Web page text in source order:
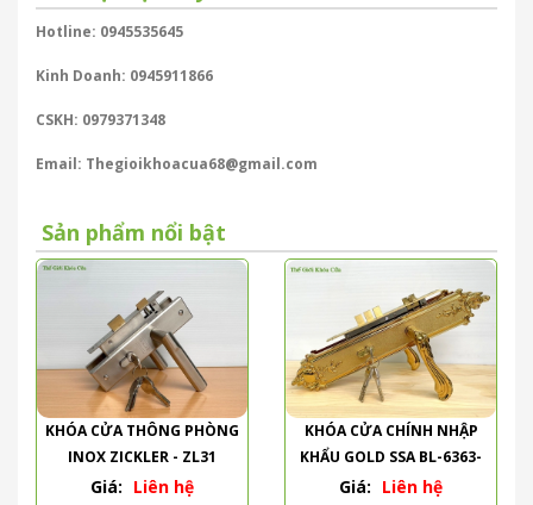
Hotline: 0945535645
Kinh Doanh: 0945911866
CSKH: 0979371348
Email: Thegioikhoacua68@gmail.com
Sản phẩm nổi bật
KHÓA CỬA THÔNG PHÒNG
INOX ZICKLER - ZL31
Giá: Liên hệ
KHÓA CỬA CHÍNH NHẬP
KHẨU GOLD SSA BL-6363-
PVD
Giá: Liên hệ